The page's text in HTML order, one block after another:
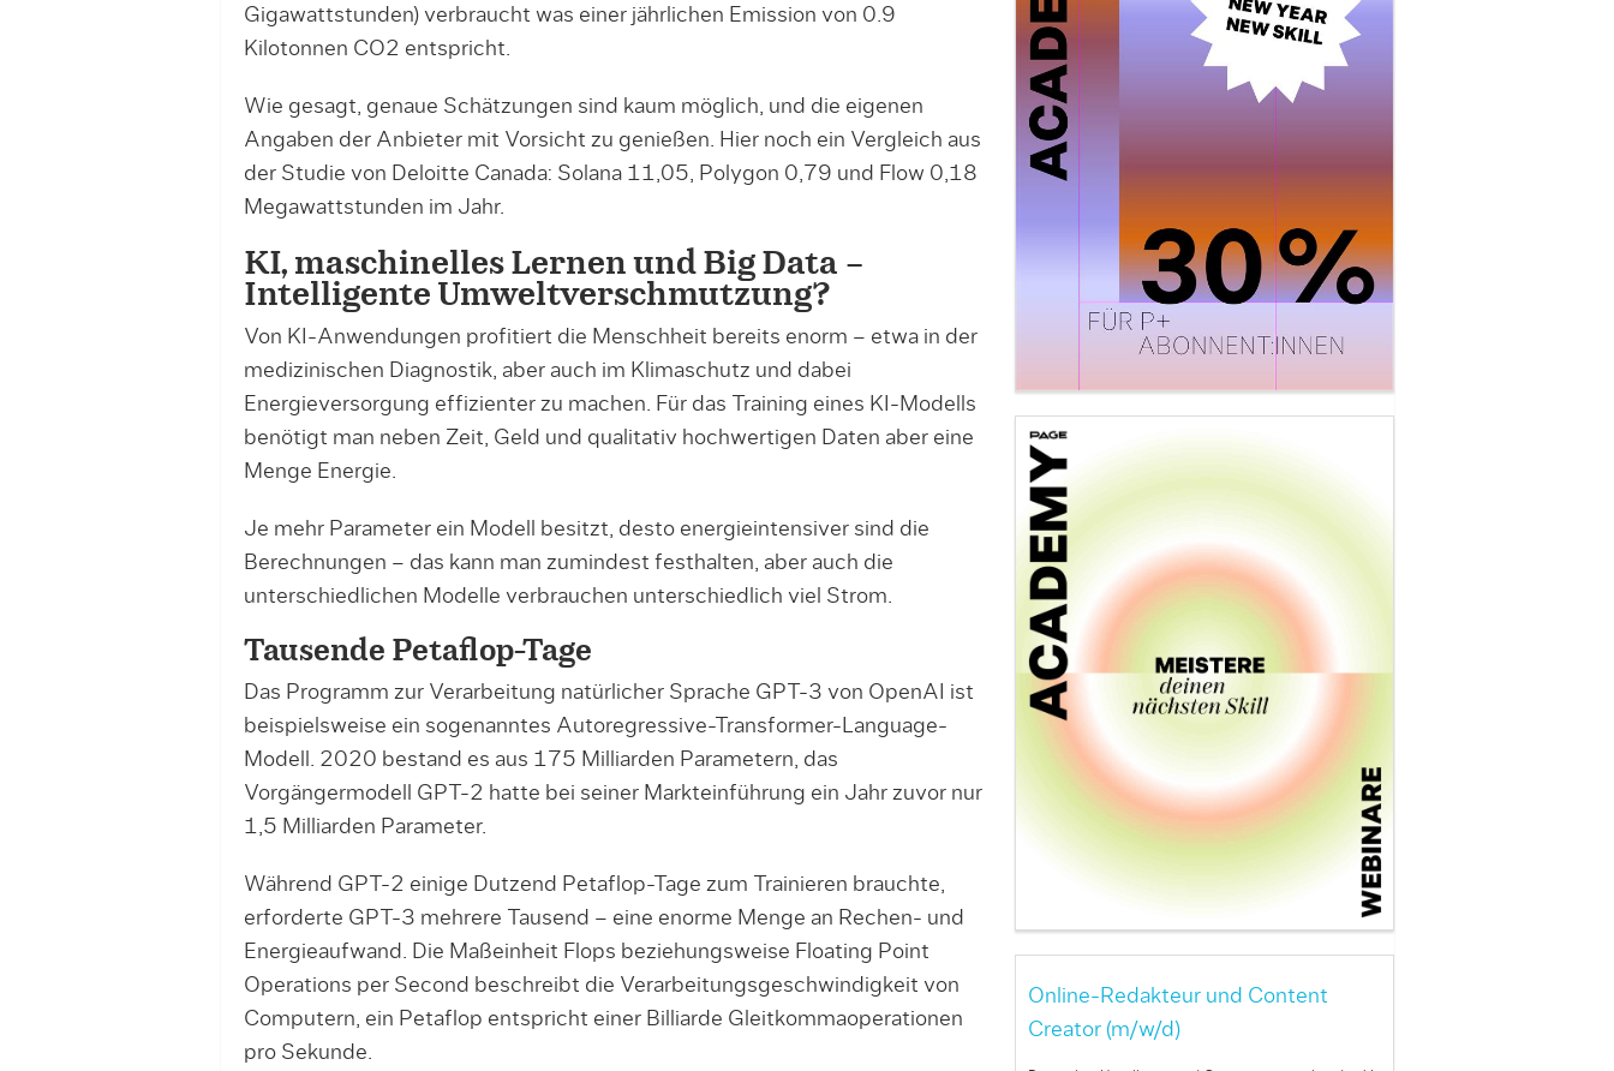
Gigawattstunden) verbraucht was einer jährlichen Emission von 0.9
Kilotonnen CO2 entspricht.
Wie gesagt, genaue Schätzungen sind kaum möglich, und die eigenen
Angaben der Anbieter mit Vorsicht zu genießen. Hier noch ein Vergleich aus
der Studie von Deloitte Canada: Solana 11,05, Polygon 0,79 und Flow 0,18
Megawattstunden im Jahr.
KI, maschinelles Lernen und Big Data –
Intelligente Umweltverschmutzung?
Von KI-Anwendungen profitiert die Menschheit bereits enorm – etwa in der
medizinischen Diagnostik, aber auch im Klimaschutz und dabei
Energieversorgung effizienter zu machen. Für das Training eines KI-Modells
benötigt man neben Zeit, Geld und qualitativ hochwertigen Daten aber eine
Menge Energie.
Je mehr Parameter ein Modell besitzt, desto energieintensiver sind die
Berechnungen – das kann man zumindest festhalten, aber auch die
unterschiedlichen Modelle verbrauchen unterschiedlich viel Strom.
Tausende Petaflop-Tage
Das Programm zur Verarbeitung natürlicher Sprache GPT-3 von OpenAI ist
beispielsweise ein sogenanntes Autoregressive-Transformer-Language-
Modell. 2020 bestand es aus 175 Milliarden Parametern, das
Vorgängermodell GPT-2 hatte bei seiner Markteinführung ein Jahr zuvor nur
1,5 Milliarden Parameter.
Während GPT-2 einige Dutzend Petaflop-Tage zum Trainieren brauchte,
erforderte GPT-3 mehrere Tausend – eine enorme Menge an Rechen- und
Energieaufwand. Die Maßeinheit Flops beziehungsweise Floating Point
Operations per Second beschreibt die Verarbeitungsgeschwindigkeit von
Computern, ein Petaflop entspricht einer Billiarde Gleitkommaoperationen
pro Sekunde.
Online-Redakteur und Content
Creator (m/w/d)